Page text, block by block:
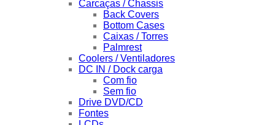
Carcaças / Chassis
Back Covers
Bottom Cases
Caixas / Torres
Palmrest
Coolers / Ventiladores
DC IN / Dock carga
Com fio
Sem fio
Drive DVD/CD
Fontes